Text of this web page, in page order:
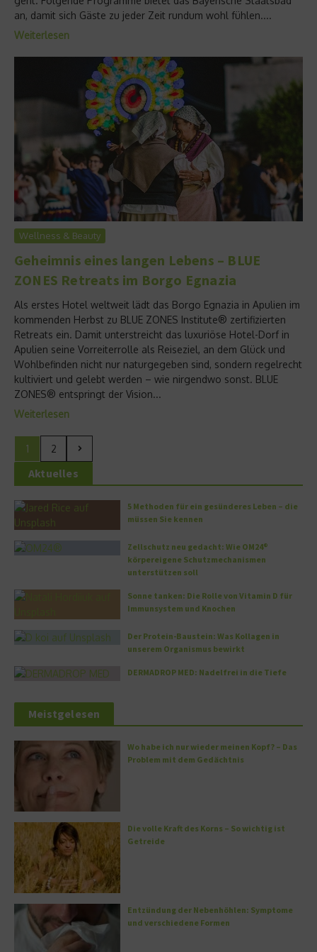
an, damit sich Gäste zu jeder Zeit rundum wohl fühlen....
Weiterlesen
Wellness & Beauty
Geheimnis eines langen Lebens – BLUE
ZONES Retreats im Borgo Egnazia
Als erstes Hotel weltweit lädt das Borgo Egnazia in Apulien im
kommenden Herbst zu BLUE ZONES Institute® zertifizierten
Retreats ein. Damit unterstreicht das luxuriöse Hotel-Dorf in
Apulien seine Vorreiterrolle als Reiseziel, an dem Glück und
Wohlbefinden nicht nur naturgegeben sind, sondern regelrecht
kultiviert und gelebt werden – wie nirgendwo sonst. BLUE
ZONES® entspringt der Vision...
Weiterlesen
1 2
Aktuelles
5 Methoden für ein gesünderes Leben – die
müssen Sie kennen
Zellschutz neu gedacht: Wie OM24®
körpereigene Schutzmechanismen
unterstützen soll
Sonne tanken: Die Rolle von Vitamin D für
Immunsystem und Knochen
Der Protein-Baustein: Was Kollagen in
unserem Organismus bewirkt
DERMADROP MED: Nadelfrei in die Tiefe
Meistgelesen
Wo habe ich nur wieder meinen Kopf? – Das
Problem mit dem Gedächtnis
Die volle Kraft des Korns – So wichtig ist
Getreide
Entzündung der Nebenhöhlen: Symptome
und verschiedene Formen